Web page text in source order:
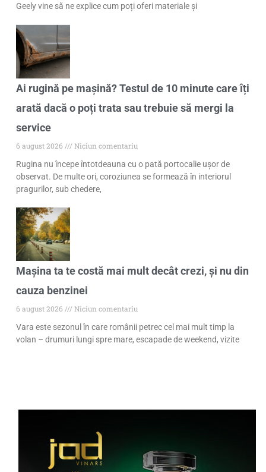
Geely vine să ne explice cum poți oferi materiale și
Ai rugină pe mașină? Testul de 10 minute care îți
arată dacă o poți trata sau trebuie să mergi la
service
6 august 2026
Niciun comentariu
Rugina nu începe întotdeauna cu o pată portocalie ușor de
observat. De multe ori, coroziunea se formează în interiorul
pragurilor, sub chedere,
Mașina ta te costă mai mult decât crezi, și nu din
cauza benzinei
6 august 2026
Niciun comentariu
Vara este sezonul în care românii petrec cel mai mult timp la
volan – drumuri lungi spre mare, escapade de weekend, vizite